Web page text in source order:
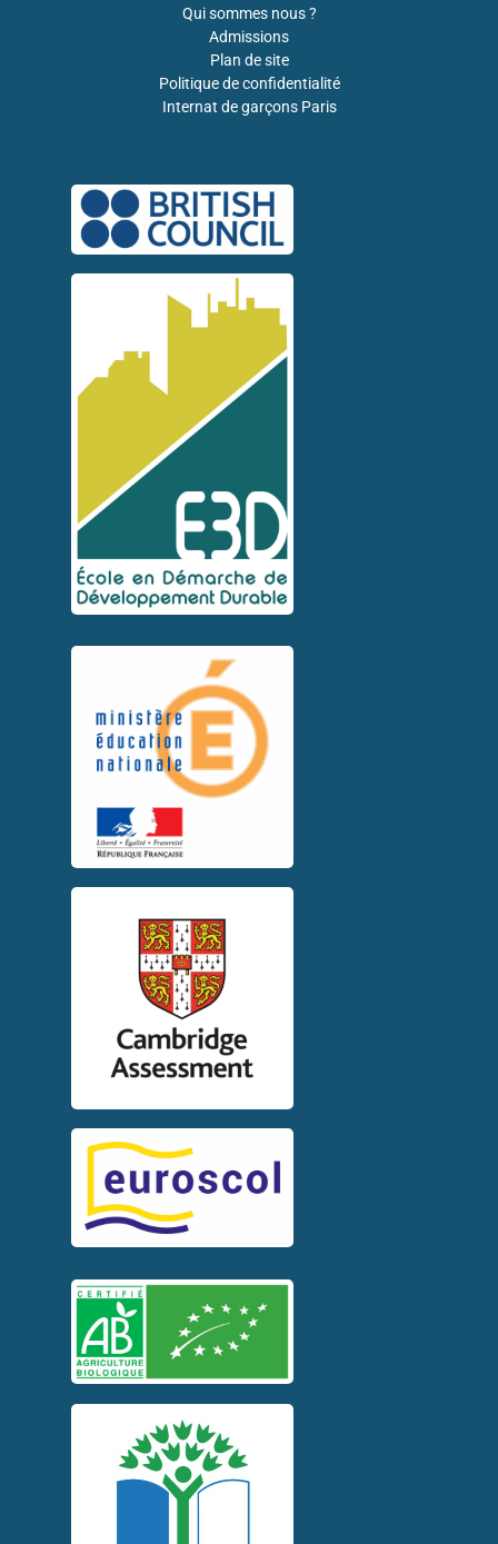
Qui sommes nous ?
Admissions
Plan de site
Politique de confidentialité
Internat de garçons Paris